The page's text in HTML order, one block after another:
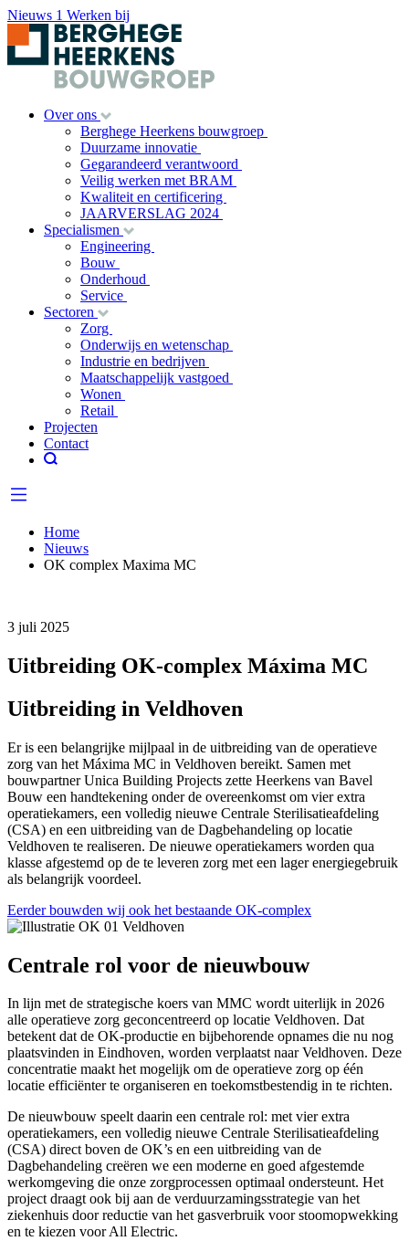
Nieuws 1 Werken bij
Over ons
Berghege Heerkens bouwgroep
Duurzame innovatie
Gegarandeerd verantwoord
Veilig werken met BRAM
Kwaliteit en certificering
JAARVERSLAG 2024
Specialismen
Engineering
Bouw
Onderhoud
Service
Sectoren
Zorg
Onderwijs en wetenschap
Industrie en bedrijven
Maatschappelijk vastgoed
Wonen
Retail
Projecten
Contact
Home
Nieuws
OK complex Maxima MC
3 juli 2025
Uitbreiding OK-complex Máxima MC
Uitbreiding in Veldhoven
Er is een belangrijke mijlpaal in de uitbreiding van de operatieve
zorg van het Máxima MC in Veldhoven bereikt. Samen met
bouwpartner Unica Building Projects zette Heerkens van Bavel
Bouw een handtekening onder de overeenkomst om vier extra
operatiekamers, een volledig nieuwe Centrale Sterilisatieafdeling
(CSA) en een uitbreiding van de Dagbehandeling op locatie
Veldhoven te realiseren. De nieuwe operatiekamers worden qua
klasse afgestemd op de te leveren zorg met een lager energiegebruik
als belangrijk voordeel.
Eerder bouwden wij ook het bestaande OK-complex
Centrale rol voor de nieuwbouw
In lijn met de strategische koers van MMC wordt uiterlijk in 2026
alle operatieve zorg geconcentreerd op locatie Veldhoven. Dat
betekent dat de OK-productie en bijbehorende opnames die nu nog
plaatsvinden in Eindhoven, worden verplaatst naar Veldhoven. Deze
concentratie maakt het mogelijk om de operatieve zorg op één
locatie efficiënter te organiseren en toekomstbestendig in te richten.
De nieuwbouw speelt daarin een centrale rol: met vier extra
operatiekamers, een volledig nieuwe Centrale Sterilisatieafdeling
(CSA) direct boven de OK’s en een uitbreiding van de
Dagbehandeling creëren we een moderne en goed afgestemde
werkomgeving die onze zorgprocessen optimaal ondersteunt. Het
project draagt ook bij aan de verduurzamingsstrategie van het
ziekenhuis door reductie van het gasverbruik voor stoomopwekking
en te kiezen voor All Electric.